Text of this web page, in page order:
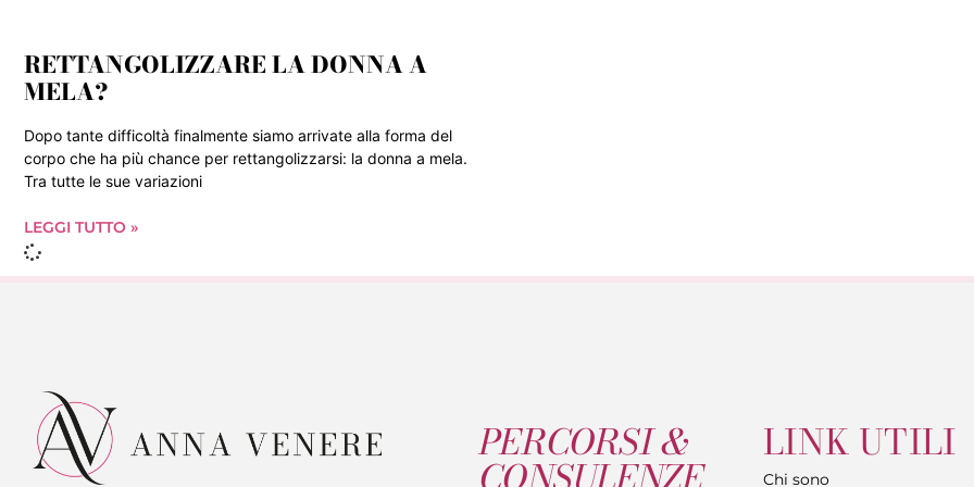
RETTANGOLIZZARE LA DONNA A
MELA?
Dopo tante difficoltà finalmente siamo arrivate alla forma del
corpo che ha più chance per rettangolizzarsi: la donna a mela.
Tra tutte le sue variazioni
LEGGI TUTTO »
PERCORSI & LINK UTILI
Chi sono